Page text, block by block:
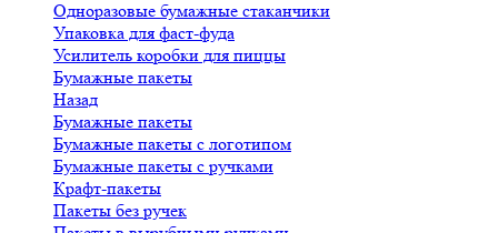
Одноразовые бумажные стаканчики
Упаковка для фаст-фуда
Усилитель коробки для пиццы
Бумажные пакеты
Назад
Бумажные пакеты
Бумажные пакеты с логотипом
Бумажные пакеты с ручками
Крафт-пакеты
Пакеты без ручек